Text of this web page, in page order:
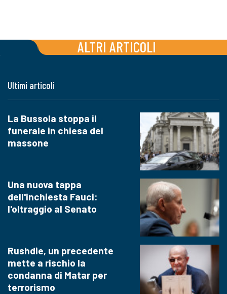
ALTRI ARTICOLI
Ultimi articoli
La Bussola stoppa il
funerale in chiesa del
massone
Una nuova tappa
dell'inchiesta Fauci:
l'oltraggio al Senato
Rushdie, un precedente
mette a rischio la
condanna di Matar per
terrorismo